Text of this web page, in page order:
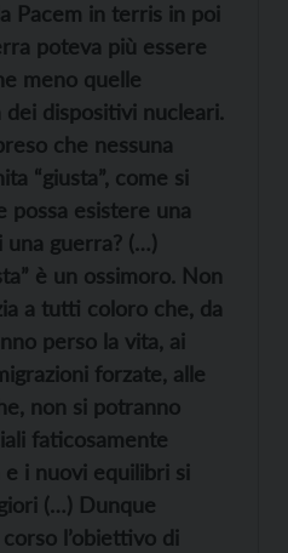
Pacem in terris in poi
poteva più essere
meno quelle
dispositivi nucleari.
che nessuna
“giusta”, come si
possa esistere una
una guerra? (…)
è un ossimoro. Non
a tutti coloro che, da
perso la vita, ai
forzate, alle
non si potranno
faticosamente
i nuovi equilibri si
(…) Dunque
l’obiettivo di